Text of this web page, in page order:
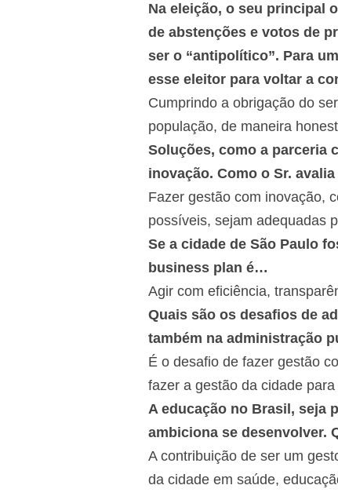
Na eleição, o seu principal
de abstenções e votos de
ser o “antipolítico”. Para
esse eleitor para voltar a
Cumprindo a obrigação do
população, de maneira
Soluções, como a parceria
inovação. Como o Sr.
Fazer gestão com inovação,
possíveis, sejam adequadas
Se a cidade de São Paulo
business plan é…
Agir com eficiência,
Quais são os desafios de
também na administração
É o desafio de fazer gestão
fazer a gestão da cidade
A educação no Brasil, seja
ambiciona se desenvolver.
A contribuição de ser um
da cidade em saúde,